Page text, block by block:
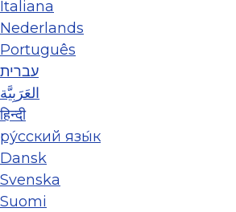
Italiana
Nederlands
Português
עברית
العَرَبِيَّة
हिन्दी
ру́сский язы́к
Dansk
Svenska
Suomi